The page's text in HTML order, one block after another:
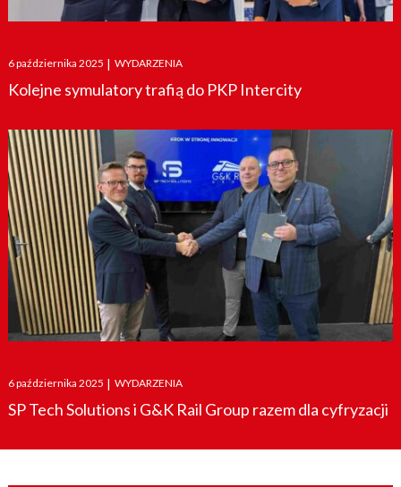
Posted
on
6 października 2025 | WYDARZENIA
Kolejne symulatory trafią do PKP Intercity
Posted
on
6 października 2025 | WYDARZENIA
SP Tech Solutions i G&K Rail Group razem dla cyfryzacji